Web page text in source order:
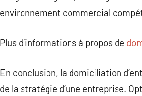
environnement commercial
Plus d’informations à propos de
En conclusion, la domiciliation
de la stratégie d’une entreprise.